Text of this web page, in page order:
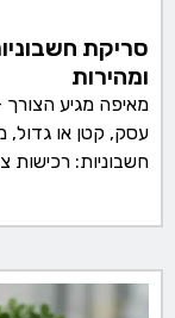
סריקת
ומהירות
מאיפה מגיע הצורך
עסק, קטן או גדול,
חשבוניות: רכישות